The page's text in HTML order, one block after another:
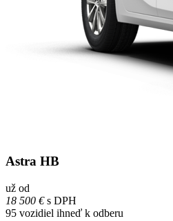
Astra HB
už od
18 500 €s DPH
95 vozidiel ihneď k odberu